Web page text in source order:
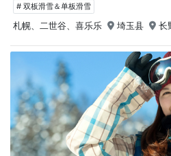
# 双板滑雪＆单板滑雪
札幌、二世谷、喜乐乐 埼玉县 长